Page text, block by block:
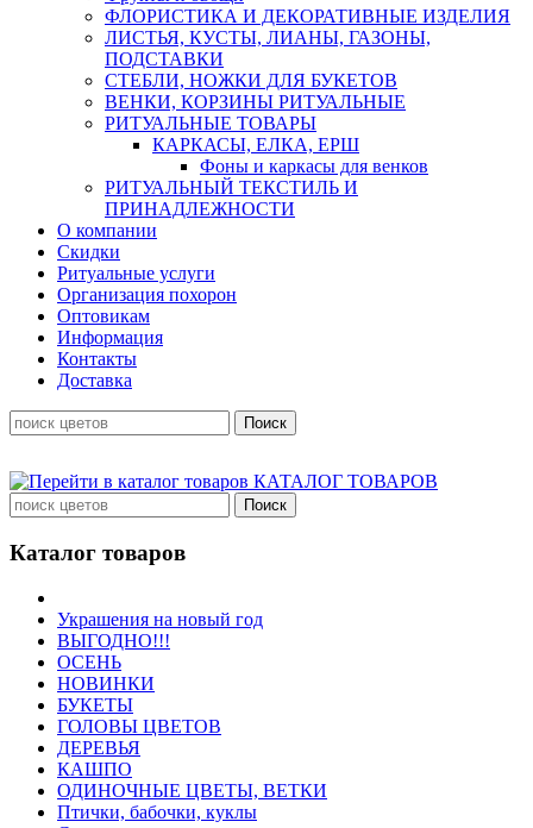
ФЛОРИСТИКА И ДЕКОРАТИВНЫЕ ИЗДЕЛИЯ
ЛИСТЬЯ, КУСТЫ, ЛИАНЫ, ГАЗОНЫ,
ПОДСТАВКИ
СТЕБЛИ, НОЖКИ ДЛЯ БУКЕТОВ
ВЕНКИ, КОРЗИНЫ РИТУАЛЬНЫЕ
РИТУАЛЬНЫЕ ТОВАРЫ
КАРКАСЫ, ЕЛКА, ЕРШ
Фоны и каркасы для венков
РИТУАЛЬНЫЙ ТЕКСТИЛЬ И
ПРИНАДЛЕЖНОСТИ
О компании
Скидки
Ритуальные услуги
Организация похорон
Оптовикам
Информация
Контакты
Доставка
КАТАЛОГ ТОВАРОВ
Каталог товаров
Украшения на новый год
ВЫГОДНО!!!
ОСЕНЬ
НОВИНКИ
БУКЕТЫ
ГОЛОВЫ ЦВЕТОВ
ДЕРЕВЬЯ
КАШПО
ОДИНОЧНЫЕ ЦВЕТЫ, ВЕТКИ
Птички, бабочки, куклы